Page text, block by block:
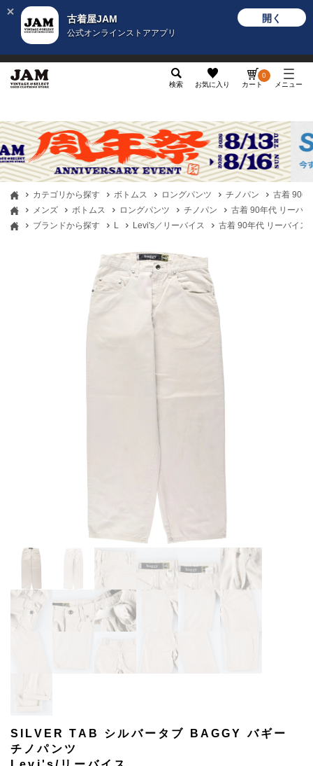
古着屋JAM
公式オンラインストアアプリ
開く
検索 お気に入り カート
0
メニュー
カテゴリから探す ボトムス ロングパンツ チノパン
古着 90年
メンズ
ボトムス ロングパンツ チノパン
古着 90年代 リーバ
ブランドから探す
L Levi's／リーバイス 古着 90年代 リーバイス
SILVER TAB シルバータブ BAGGY バギー
チノパンツ